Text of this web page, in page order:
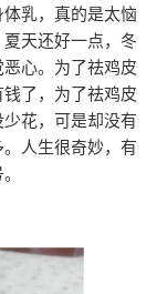
乳，真的是太恼
天还好一点，冬
心。为了祛鸡皮
了，为了祛鸡皮
花，可是却没有
人生很奇妙，有